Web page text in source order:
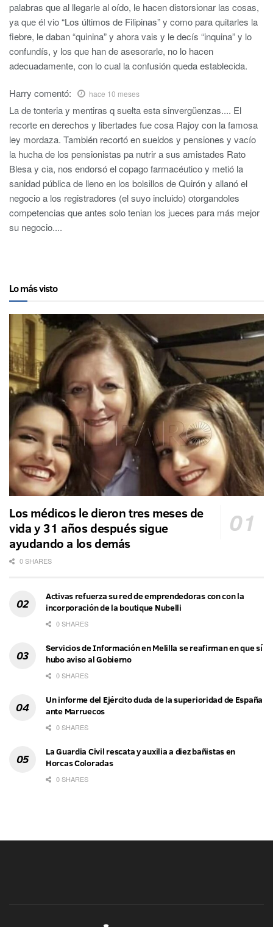
palabras que al llegarle al oído, le hacen distorsionar las cosas,
ya que él vio “Los últimos de Filipinas” y como para quitarles la
fiebre, le daban “quinina” y ahora vais y le decís “inquina” y lo
confundís, y los que han de asesorarle, no lo hacen
adecuadamente, con lo cual la confusión queda establecida.
Harry comentó: hace 10 meses
La de tonteria y mentiras q suelta esta sinvergüenzas.... El
recorte en derechos y libertades fue cosa Rajoy con la famosa
ley mordaza. También recortó en sueldos y pensiones y vacío
la hucha de los pensionistas pa nutrir a sus amistades Rato
Blesa y cia, nos endorsó el copago farmacéutico y metió la
sanidad pública de lleno en los bolsillos de Quirón y allanó el
negocio a los registradores (el suyo incluido) otorgandoles
competencias que antes solo tenian los jueces para más mejor
su negocio....
Lo más visto
Los médicos le dieron tres meses de
vida y 31 años después sigue
ayudando a los demás
0 SHARES
Activas refuerza su red de emprendedoras con con la
incorporación de la boutique Nubelli
0 SHARES
Servicios de Información en Melilla se reafirman en que sí
hubo aviso al Gobierno
0 SHARES
Un informe del Ejército duda de la superioridad de España
ante Marruecos
0 SHARES
La Guardia Civil rescata y auxilia a diez bañistas en
Horcas Coloradas
0 SHARES